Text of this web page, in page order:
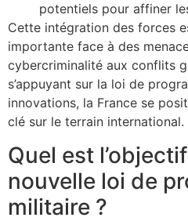
potentiels pour affiner
Cette intégration des forces
importante face à des
cybercriminalité aux conflits
s’appuyant sur la loi de
innovations, la France se
clé sur le terrain international.
Quel est
nouvelle loi de
militaire ?